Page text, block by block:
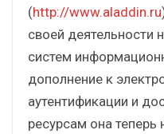
(http://www.aladdin.ru
своей деятельности
систем
дополнение к
аутентификации и
ресурсам она теперь